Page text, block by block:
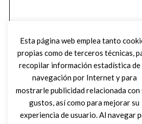
Esta página web emplea tanto
propias como de terceros técnicas,
recopilar información estadística de
navegación por Internet y para
mostrarle publicidad relacionada con
gustos, así como para mejorar su
experiencia de usuario. Al navegar